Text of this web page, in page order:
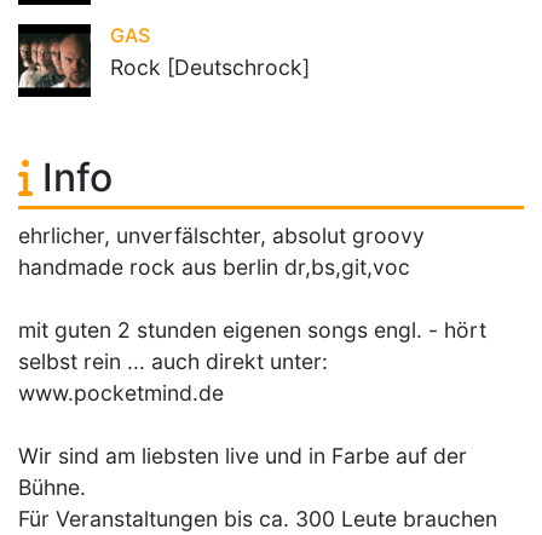
GAS
Rock [Deutschrock]
Info
ehrlicher, unverfälschter, absolut groovy
handmade rock aus berlin dr,bs,git,voc
mit guten 2 stunden eigenen songs engl. - hört
selbst rein ... auch direkt unter:
www.pocketmind.de
Wir sind am liebsten live und in Farbe auf der
Bühne.
Für Veranstaltungen bis ca. 300 Leute brauchen